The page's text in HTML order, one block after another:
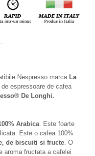
Nespresso marca La
espressoare de cafea
De Longhi.
Arabica. Este foarte
Este o cafea 100%
de biscuiti si fructe . O
aroma fructata a cafelei